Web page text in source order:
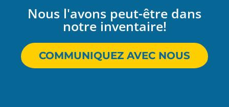
Nous l'avons peut-être dans
notre inventaire!
COMMUNIQUEZ AVEC NOUS